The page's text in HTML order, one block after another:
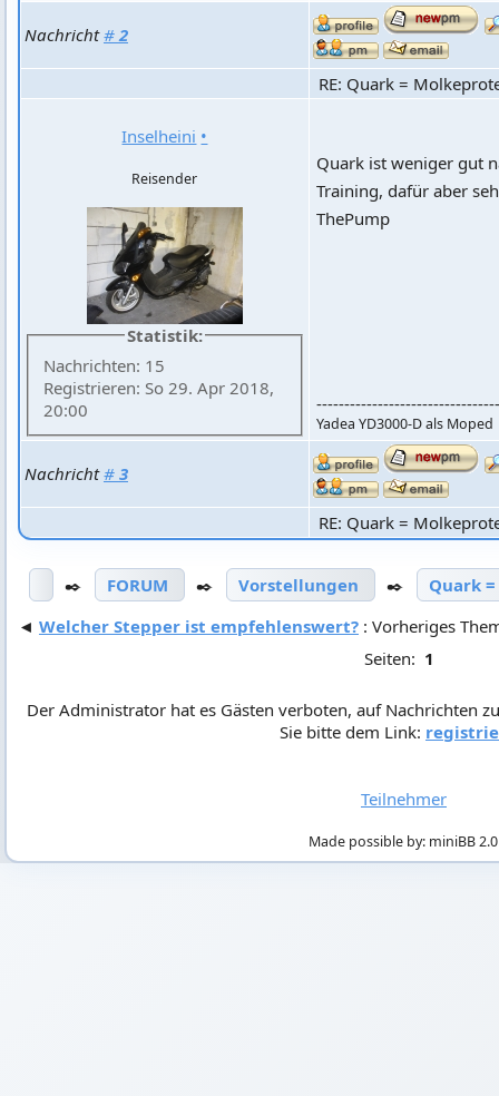
Nachricht# 2
RE: Quark =
Inselheini •
Reisender
Statistik:
Nachrichten: 15
Registrieren: So 29. Apr 2018,
20:00
Quark ist weniger gut
Training, dafür aber
ThePump
Yadea YD3000-D als Moped
Nachricht# 3
RE: Quark =
✒️ FORUM ✒️ Vorstellungen ✒️
Quark
◄ Welcher Stepper ist empfehlenswert?: Vorheriges
Seiten: 1
Der Administrator hat es Gästen verboten, auf Nachrichten
Sie bitte dem Link:
Teilnehmer
Made possible by: miniBB 2.0